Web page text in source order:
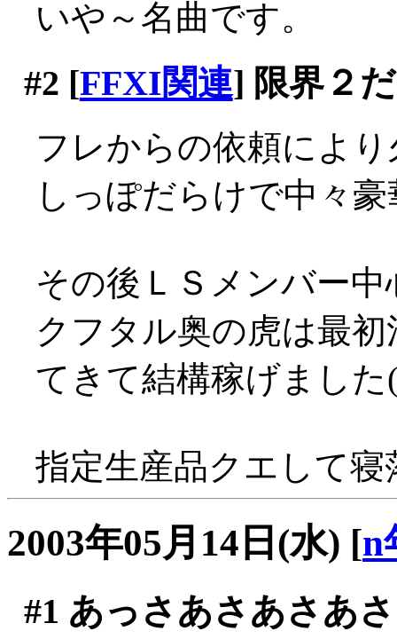
いや～名曲です。
#2 [FFXI関連] 限界２
フレからの依頼によ
しっぽだらけで中々
その後ＬＳメンバー
クフタル奥の虎は最
てきて結構稼げまし
指定生産品クエして寝
2003年05月14日(水) [n
#1 あっさあさあさあ